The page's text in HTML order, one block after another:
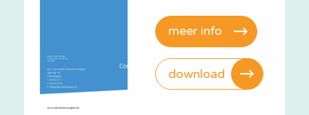
meer info
download